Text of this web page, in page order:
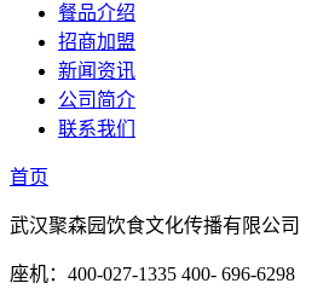
餐品介绍
招商加盟
新闻资讯
公司简介
联系我们
首页
武汉聚森园饮食文化传播有限公司
座机：400-027-1335 400- 696-6298